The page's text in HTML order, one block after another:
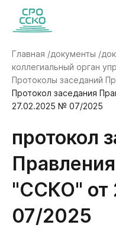
Главная /документы /
коллегиальный орган
Протоколы заседаний
Протокол заседания
27.02.2025 № 07/2025
Протокол заседания
"ССКО" от
07/2025